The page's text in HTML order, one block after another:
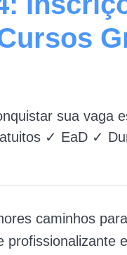
sua vaga
✓ EaD ✓
caminhos
profissionalizante